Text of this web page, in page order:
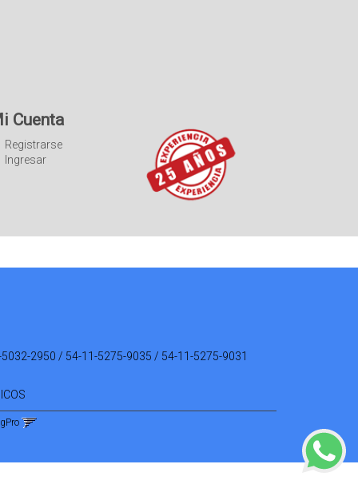
Cuenta
Registrarse
Ingresar
2950 / 54-11-5275-9035 / 54-11-5275-9031